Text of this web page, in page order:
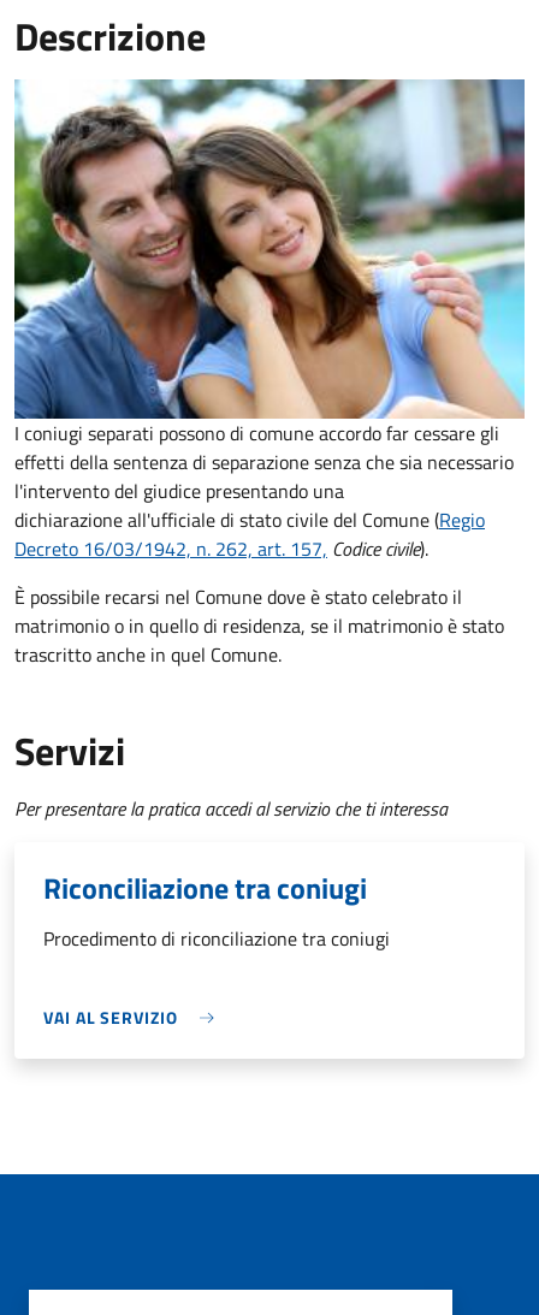
Descrizione
I coniugi separati possono di comune accordo far cessare gli
effetti della sentenza di separazione senza che sia necessario
l'intervento del giudice presentando una
dichiarazione all'ufficiale di stato civile del Comune (Regio
Decreto 16/03/1942, n. 262, art. 157, Codice civile).
È possibile recarsi nel Comune dove è stato celebrato il
matrimonio o in quello di residenza, se il matrimonio è stato
trascritto anche in quel Comune.
Servizi
Per presentare la pratica accedi al servizio che ti interessa
Riconciliazione tra coniugi
Procedimento di riconciliazione tra coniugi
VAI AL SERVIZIO